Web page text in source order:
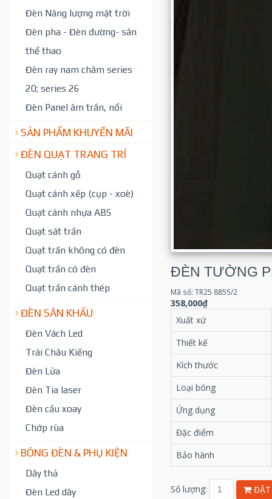
Đèn Năng lượng mặt trời
Đèn pha - Đèn đường- sân
thể thao
Đèn ray nam châm series
20; series 26
Đèn Panel âm trần, nổi
SẢN PHẨM KHUYẾN MÃI
ĐÈN QUẠT TRANG TRÍ
Quạt cánh gỗ
Quạt cánh xếp (cụp - xoè)
Quạt cánh nhựa ABS
Quạt sát trần
Quạt trần không có đèn
Quạt trần có đèn
Quạt trần cánh thép
ĐÈN SÂN KHẤU
Đèn Vách Led
Trái Châu Kiếng
Đèn Lửa
Đèn Tia laser
Đèn cầu xoay
Chớp rùa
BÓNG ĐÈN & PHỤ KIỆN
Dây thả
Đèn Led dây
ĐÈN TƯỜNG
Mã số: TR25 8855/2
358,000₫
Xuất xứ
Thiết kế
Kích thước
Loại bóng
Ứng dụng
Đặc điểm
Bảo hành
Số lượng:
ĐẶT